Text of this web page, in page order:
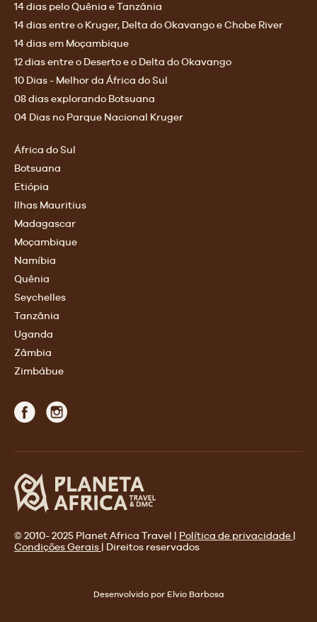
14 dias pelo Quênia e Tanzânia
14 dias entre o Kruger, Delta do Okavango e Chobe River
14 dias em Moçambique
12 dias entre o Deserto e o Delta do Okavango
10 Dias - Melhor da África do Sul
08 dias explorando Botsuana
04 Dias no Parque Nacional Kruger
África do Sul
Botsuana
Etiópia
Ilhas Mauritius
Madagascar
Moçambique
Namíbia
Quênia
Seychelles
Tanzânia
Uganda
Zâmbia
Zimbábue
© 2010- 2025 Planet Africa Travel | Política de privacidade |
Condições Gerais | Direitos reservados
Desenvolvido por Elvio Barbosa